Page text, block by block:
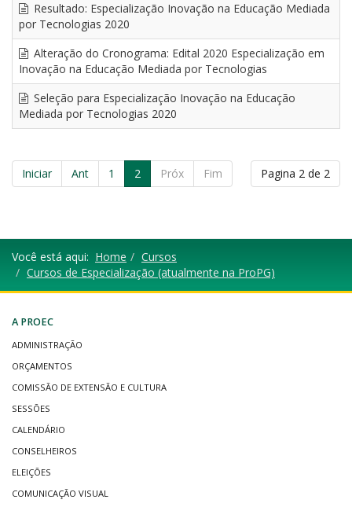
Resultado: Especialização Inovação na Educação Mediada
por Tecnologias 2020
Alteração do Cronograma: Edital 2020 Especialização em
Inovação na Educação Mediada por Tecnologias
Seleção para Especialização Inovação na Educação
Mediada por Tecnologias 2020
Pagina 2 de 2
Iniciar Ant 1 2 Próx Fim
Você está aqui: Home
Cursos
Cursos de Especialização (atualmente na ProPG)
A PROEC
ADMINISTRAÇÃO
ORÇAMENTOS
COMISSÃO DE EXTENSÃO E CULTURA
SESSÕES
CALENDÁRIO
CONSELHEIROS
ELEIÇÕES
COMUNICAÇÃO VISUAL